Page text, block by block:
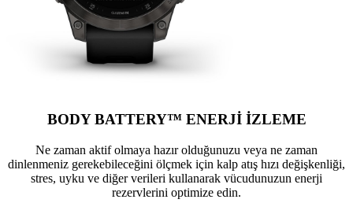
BODY BATTERY™ ENERJİ İZLEME
Ne zaman aktif olmaya hazır olduğunuzu veya ne zaman
dinlenmeniz gerekebileceğini ölçmek için kalp atış hızı değişkenliği,
stres, uyku ve diğer verileri kullanarak vücudunuzun enerji
rezervlerini optimize edin.